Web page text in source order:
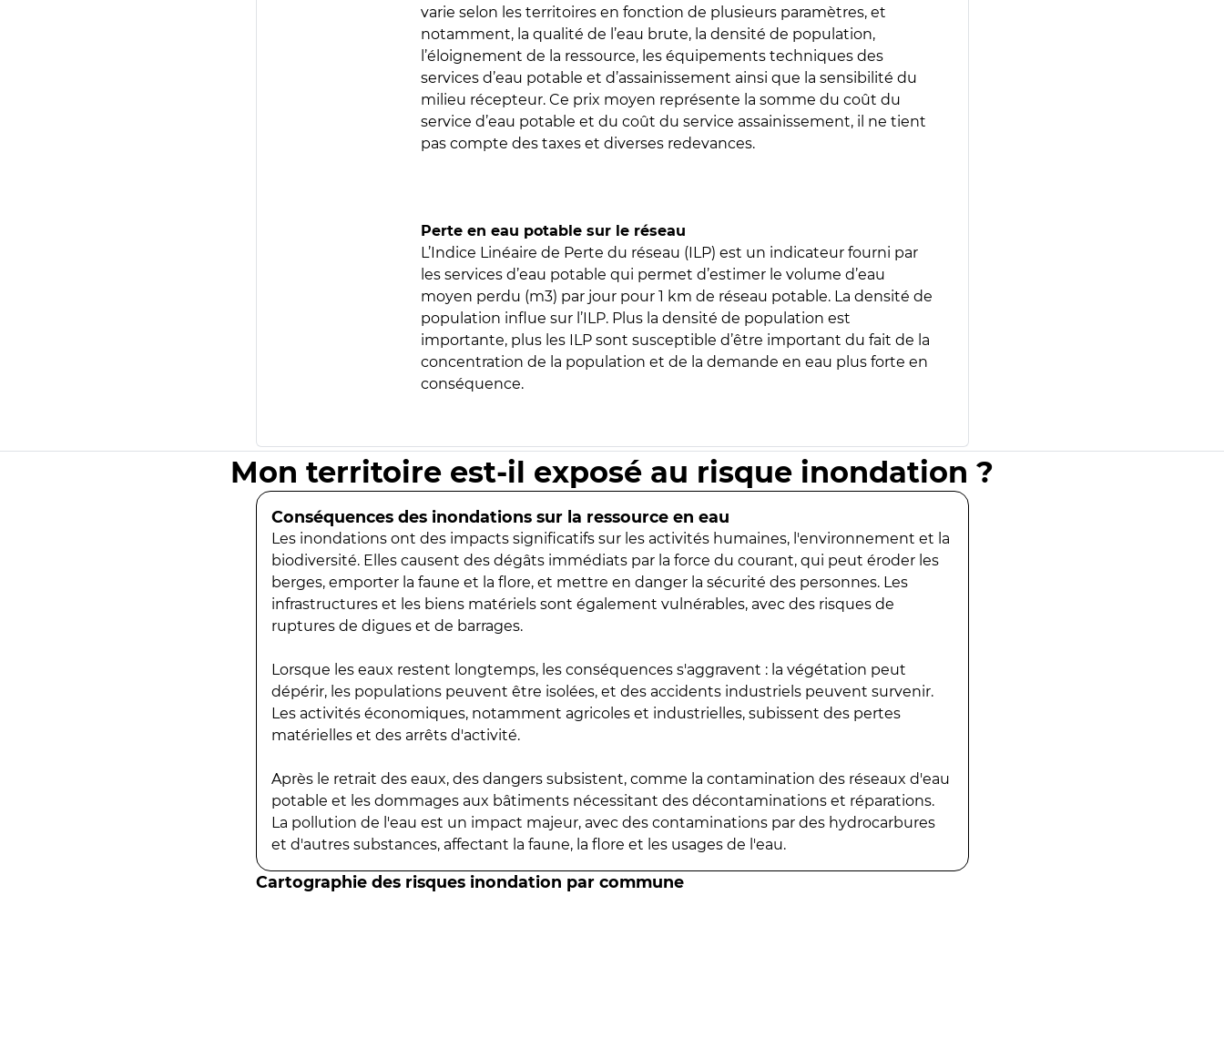
varie selon les territoires en fonction de plusieurs paramètres, et
notamment, la qualité de l’eau brute, la densité de population,
l’éloignement de la ressource, les équipements techniques des
services d’eau potable et d’assainissement ainsi que la sensibilité du
milieu récepteur. Ce prix moyen représente la somme du coût du
service d’eau potable et du coût du service assainissement, il ne tient
pas compte des taxes et diverses redevances.
Perte en eau potable sur le réseau
L’Indice Linéaire de Perte du réseau (ILP) est un indicateur fourni par
les services d’eau potable qui permet d’estimer le volume d’eau
moyen perdu (m3) par jour pour 1 km de réseau potable. La densité de
population influe sur l’ILP. Plus la densité de population est
importante, plus les ILP sont susceptible d’être important du fait de la
concentration de la population et de la demande en eau plus forte en
conséquence.
Mon territoire est-il exposé au risque inondation ?
Conséquences des inondations sur la ressource en eau
Les inondations ont des impacts significatifs sur les activités humaines, l'environnement et la
biodiversité. Elles causent des dégâts immédiats par la force du courant, qui peut éroder les
berges, emporter la faune et la flore, et mettre en danger la sécurité des personnes. Les
infrastructures et les biens matériels sont également vulnérables, avec des risques de
ruptures de digues et de barrages.
Lorsque les eaux restent longtemps, les conséquences s'aggravent : la végétation peut
dépérir, les populations peuvent être isolées, et des accidents industriels peuvent survenir.
Les activités économiques, notamment agricoles et industrielles, subissent des pertes
matérielles et des arrêts d'activité.
Après le retrait des eaux, des dangers subsistent, comme la contamination des réseaux d'eau
potable et les dommages aux bâtiments nécessitant des décontaminations et réparations.
La pollution de l'eau est un impact majeur, avec des contaminations par des hydrocarbures
et d'autres substances, affectant la faune, la flore et les usages de l'eau.
Cartographie des risques inondation par commune